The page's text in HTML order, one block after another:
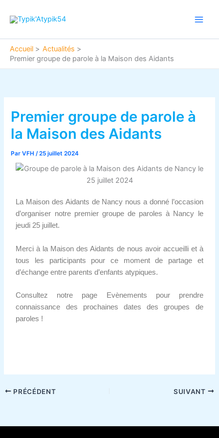
Accueil
Actualités
Premier groupe de parole à la Maison des Aidants
Premier groupe de parole à
la Maison des Aidants
ParVFH/25 juillet 2024
La Maison des Aidants de Nancy nous a donné l’occasion
d’organiser notre premier groupe de paroles à Nancy le
jeudi 25 juillet.
Merci à la Maison des Aidants de nous avoir accueilli et à
tous les participants pour ce moment de partage et
d’échange entre parents d’enfants atypiques.
Consultez notre page Evènements pour prendre
connaissance des prochaines dates des groupes de
paroles !
PRÉCÉDENT SUIVANT